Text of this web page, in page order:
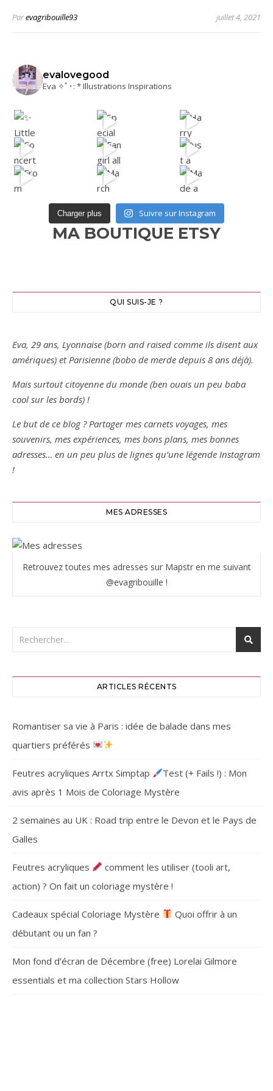
Parevagribouille93 juillet 4, 2021
evalovegood
Eva ✧ﾟ･: * Illustrations Inspirations
Charger plus Suivre sur Instagram
MA BOUTIQUE ETSY
QUI SUIS-JE ?
Eva, 29 ans, Lyonnaise (born and raised comme ils disent aux
amériques) et Parisienne (bobo de merde depuis 8 ans déjà).
Mais surtout citoyenne du monde (ben ouais un peu baba
cool sur les bords) !
Le but de ce blog ? Partager mes carnets voyages, mes
souvenirs, mes expériences, mes bons plans, mes bonnes
adresses… en un peu plus de lignes qu’une légende Instagram
!
MES ADRESSES
Retrouvez toutes mes adresses sur Mapstr en me suivant
@evagribouille !
ARTICLES RÉCENTS
Romantiser sa vie à Paris : idée de balade dans mes
quartiers préférés
Feutres acryliques Arrtx Simptap
Test (+ Fails !) : Mon
avis après 1 Mois de Coloriage Mystère
2 semaines au UK : Road trip entre le Devon et le Pays de
Galles
Feutres acryliques
comment les utiliser (tooli art,
action) ? On fait un coloriage mystère !
Cadeaux spécial Coloriage Mystère
Quoi offrir à un
débutant ou un fan ?
Mon fond d’écran de Décembre (free) Lorelai Gilmore
essentials et ma collection Stars Hollow